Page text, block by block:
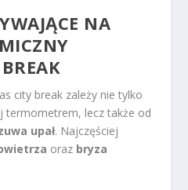
NA
city break zależy nie tylko
termometrem, lecz także od
upał. Najczęściej
oraz bryza